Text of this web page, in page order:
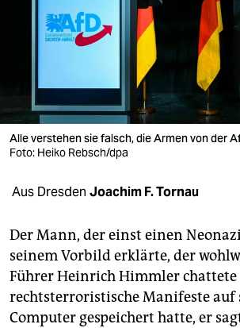
verlag
veranstaltungen
shop
fragen & hilfe
unterstützen
abo
genossenschaft
epaper login
Alle verstehen sie falsch, die Armen von der
Foto: Heiko Rebsch/dpa
Aus Dresden Joachim F. Tornau
Der Mann, der einst einen
seinem Vorbild erklärte, der
Führer Heinrich Himmler
rechtsterroristische Manifeste auf
Computer gespeichert hatte, er